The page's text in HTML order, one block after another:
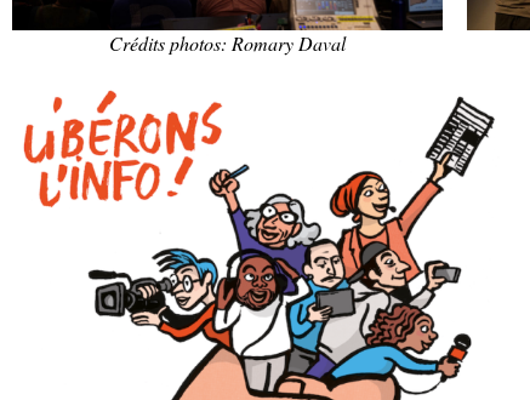
Crédits photos: Romary Daval